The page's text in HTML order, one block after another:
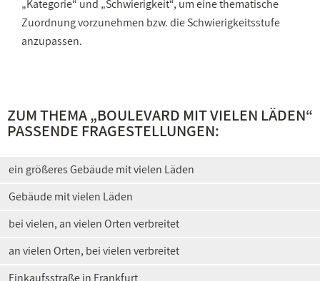
„Kategorie“ und „Schwierigkeit“, um eine thematische
Zuordnung vorzunehmen bzw. die Schwierigkeitsstufe
anzupassen.
ZUM THEMA „BOULEVARD MIT VIELEN LÄDEN“
PASSENDE FRAGESTELLUNGEN:
ein größeres Gebäude mit vielen Läden
Gebäude mit vielen Läden
bei vielen, an vielen Orten verbreitet
an vielen Orten, bei vielen verbreitet
Einkaufsstraße in Frankfurt